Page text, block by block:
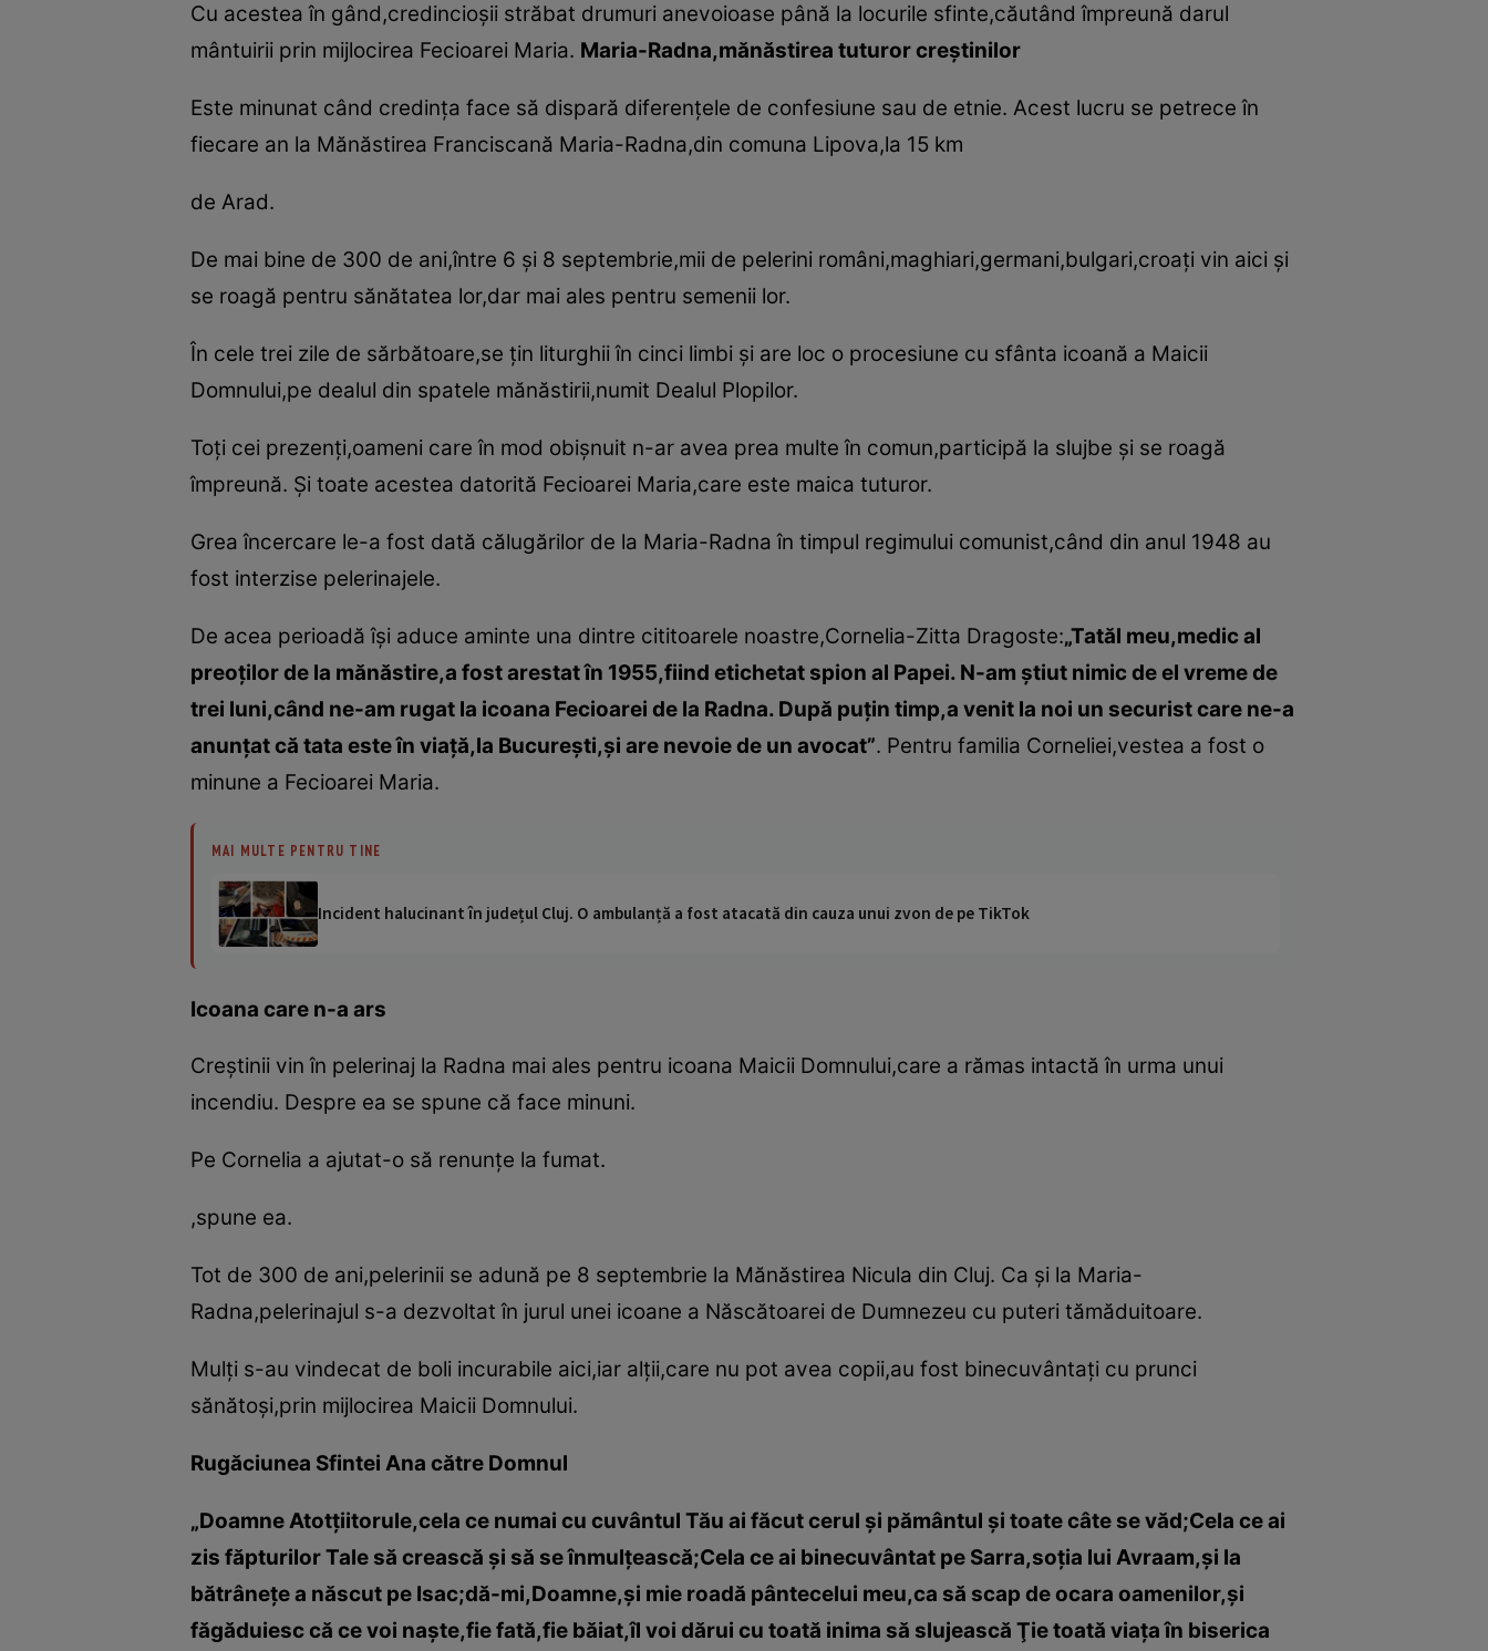
Cu acestea în gând,credincioşii străbat drumuri anevoioase până la locurile sfinte,căutând împreună darul
mântuirii prin mijlocirea Fecioarei Maria. Maria-Radna,mănăstirea tuturor creştinilor
Este minunat când credinţa face să dispară diferenţele de confesiune sau de etnie. Acest lucru se petrece în
fiecare an la Mănăstirea Franciscană Maria-Radna,din comuna Lipova,la 15 km
de Arad.
De mai bine de 300 de ani,între 6 şi 8 septembrie,mii de pelerini români,maghiari,germani,bulgari,croaţi vin aici şi
se roagă pentru sănătatea lor,dar mai ales pentru semenii lor.
În cele trei zile de sărbătoare,se ţin liturghii în cinci limbi şi are loc o procesiune cu sfânta icoană a Maicii
Domnului,pe dealul din spatele mănăstirii,numit Dealul Plopilor.
Toţi cei prezenţi,oameni care în mod obişnuit n-ar avea prea multe în comun,participă la slujbe şi se roagă
împreună. Şi toate acestea datorită Fecioarei Maria,care este maica tuturor.
Grea încercare le-a fost dată călugărilor de la Maria-Radna în timpul regimului comunist,când din anul 1948 au
fost interzise pelerinajele.
De acea perioadă îşi aduce aminte una dintre cititoarele noastre,Cornelia-Zitta Dragoste:„Tatăl meu,medic al
preoţilor de la mănăstire,a fost arestat în 1955,fiind etichetat spion al Papei. N-am ştiut nimic de el vreme de
trei luni,când ne-am rugat la icoana Fecioarei de la Radna. După puţin timp,a venit la noi un securist care ne-a
anunţat că tata este în viaţă,la Bucureşti,şi are nevoie de un avocat”. Pentru familia Corneliei,vestea a fost o
minune a Fecioarei Maria.
MAI MULTE PENTRU TINE
Incident halucinant în județul Cluj. O ambulanță a fost atacată din cauza unui zvon de pe TikTok
Icoana care n-a ars
Creştinii vin în pelerinaj la Radna mai ales pentru icoana Maicii Domnului,care a rămas intactă în urma unui
incendiu. Despre ea se spune că face minuni.
Pe Cornelia a ajutat-o să renunţe la fumat.
,spune ea.
Tot de 300 de ani,pelerinii se adună pe 8 septembrie la Mănăstirea Nicula din Cluj. Ca şi la Maria-
Radna,pelerinajul s-a dezvoltat în jurul unei icoane a Născătoarei de Dumnezeu cu puteri tămăduitoare.
Mulţi s-au vindecat de boli incurabile aici,iar alţii,care nu pot avea copii,au fost binecuvântaţi cu prunci
sănătoşi,prin mijlocirea Maicii Domnului.
Rugăciunea Sfintei Ana către Domnul
„Doamne Atotţiitorule,cela ce numai cu cuvântul Tău ai făcut cerul şi pământul şi toate câte se văd;Cela ce ai
zis făpturilor Tale să crească şi să se înmulţească;Cela ce ai binecuvântat pe Sarra,soţia lui Avraam,şi la
bătrâneţe a născut pe Isac;dă-mi,Doamne,şi mie roadă pântecelui meu,ca să scap de ocara oamenilor,şi
făgăduiesc că ce voi naşte,fie fată,fie băiat,îl voi dărui cu toată inima să slujească Ţie toată viaţa în biserica